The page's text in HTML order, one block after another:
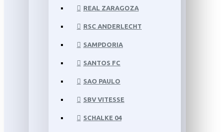
REAL ZARAGOZA
RSC ANDERLECHT
SAMPDORIA
SANTOS FC
SAO PAULO
SBV VITESSE
SCHALKE 04